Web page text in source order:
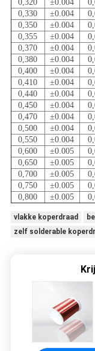
0,320
±0.004
0,330
±0.004
0,350
±0.004
0,355
±0.004
0,370
±0.004
0,380
±0.004
0,400
±0.004
0,410
±0.004
0,440
±0.004
0,450
±0.004
0,470
±0.004
0,500
±0.004
0,550
±0.004
0,600
±0.005
0,650
±0.005
0,700
±0.005
0,750
±0.005
0,800
±0.005
vlakke koperdraad
zelf solderable